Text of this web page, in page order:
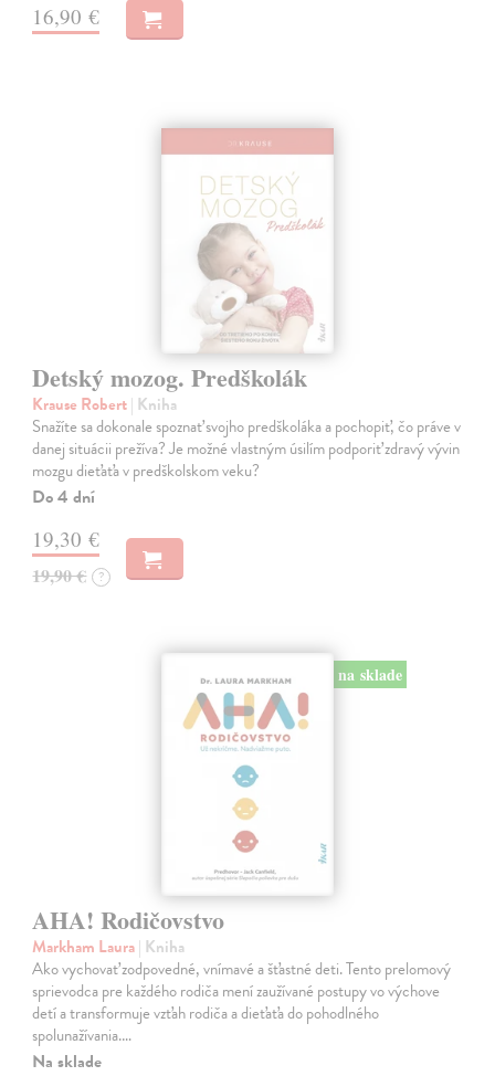
16,90 €
Detský mozog. Predškolák
Krause Robert| Kniha
Snažíte sa dokonale spoznať svojho predškoláka a pochopiť, čo práve v
danej situácii prežíva? Je možné vlastným úsilím podporiť zdravý vývin
mozgu dieťaťa v predškolskom veku?
Do 4 dní
19,30 €
19,90 € ?
na sklade
AHA! Rodičovstvo
Markham Laura| Kniha
Ako vychovať zodpovedné, vnímavé a šťastné deti. Tento prelomový
sprievodca pre každého rodiča mení zaužívané postupy vo výchove
detí a transformuje vzťah rodiča a dieťaťa do pohodlného
spolunažívania.…
Na sklade